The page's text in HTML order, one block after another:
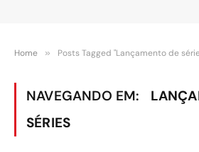
Home » Posts Tagged "Lançamento de
NAVEGANDO EM:
SÉRIES